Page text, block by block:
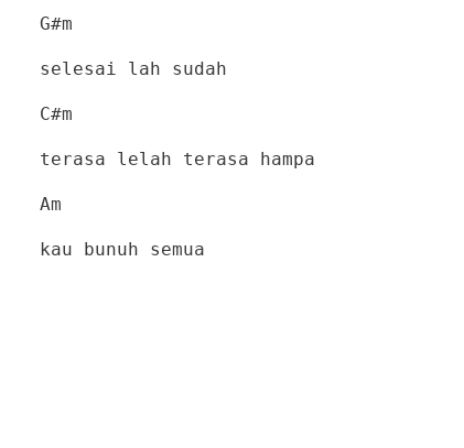
G#m
selesai lah sudah
C#m
terasa lelah terasa hampa
Am
kau bunuh semua